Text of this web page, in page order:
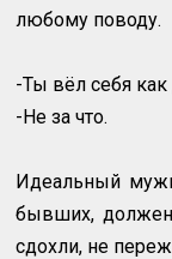
любому поводу.
-Ты вёл себя как
-Не за что.
Идеальный
бывших, должен
сдохли, не